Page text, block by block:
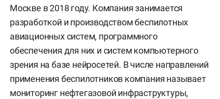
Москве в 2018 году. Компания занимается
разработкой и производством беспилотных
авиационных систем, программного
обеспечения для них и систем компьютерного
зрения на базе нейросетей. В числе направлений
применения беспилотников компания называет
мониторинг нефтегазовой инфраструктуры,